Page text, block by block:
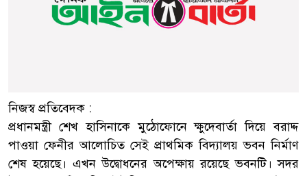
নিজস্ব প্রতিবেদক :
প্রধানমন্ত্রী শেখ হাসিনাকে মুঠোফোনে ক্ষুদেবার্তা দিয়ে বরাদ্দ
পাওয়া ফেনীর আলোচিত সেই প্রাথমিক বিদ্যালয় ভবন নির্মাণ
শেষ হয়েছে। এখন উদ্বোধনের অপেক্ষায় রয়েছে ভবনটি। সদর